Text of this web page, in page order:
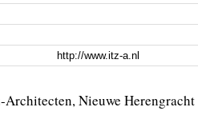
http://www.itz-a.nl
Nieuwe Herengracht